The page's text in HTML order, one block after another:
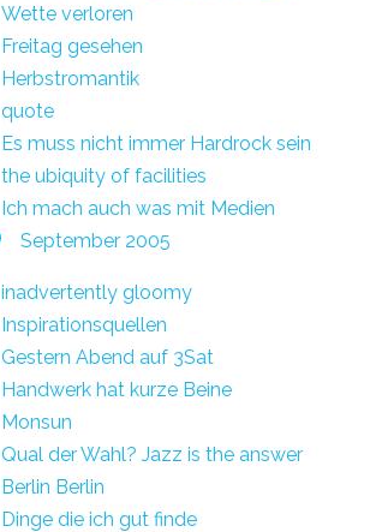
Wette verloren
Freitag gesehen
Herbstromantik
quote
Es muss nicht immer Hardrock sein
the ubiquity of facilities
Ich mach auch was mit Medien
September 2005
inadvertently gloomy
Inspirationsquellen
Gestern Abend auf 3Sat
Handwerk hat kurze Beine
Monsun
Qual der Wahl? Jazz is the answer
Berlin Berlin
Dinge die ich gut finde